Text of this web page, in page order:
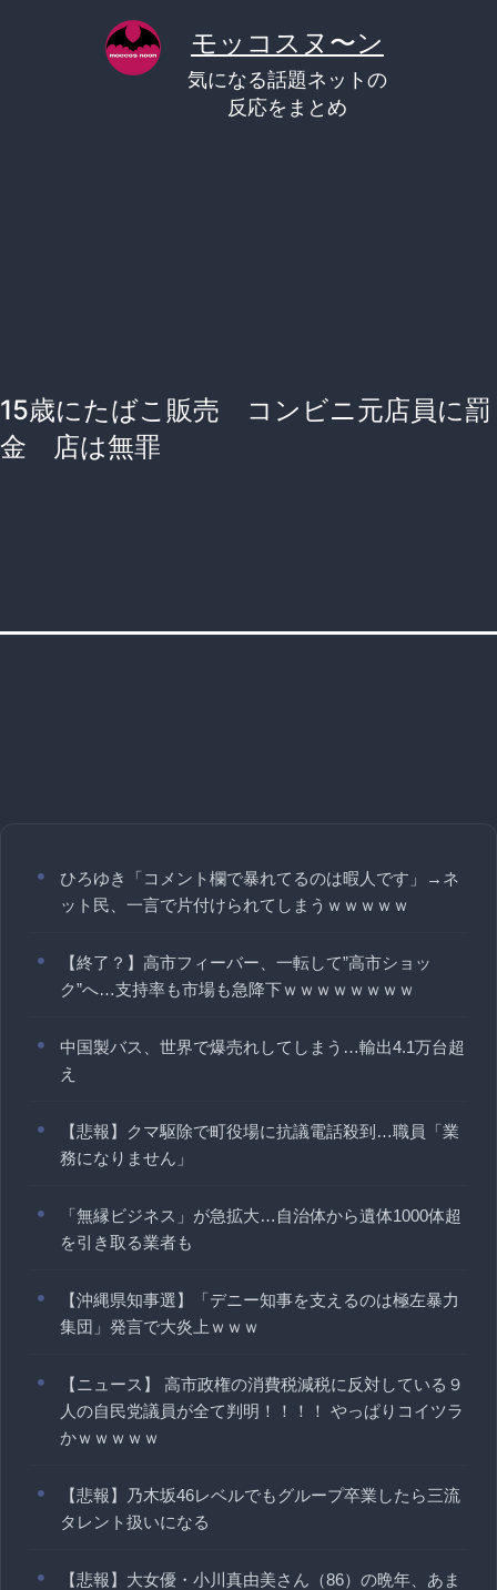
モッコスヌ〜ン
気になる話題ネットの
反応をまとめ
15歳にたばこ販売 コンビニ元店員に罰
金 店は無罪
ひろゆき「コメント欄で暴れてるのは暇人です」→ネ
ット民、一言で片付けられてしまうｗｗｗｗｗ
【終了？】高市フィーバー、一転して”高市ショッ
ク”へ…支持率も市場も急降下ｗｗｗｗｗｗｗｗ
中国製バス、世界で爆売れしてしまう…輸出4.1万台超
え
【悲報】クマ駆除で町役場に抗議電話殺到…職員「業
務になりません」
「無縁ビジネス」が急拡大…自治体から遺体1000体超
を引き取る業者も
【沖縄県知事選】「デニー知事を支えるのは極左暴力
集団」発言で大炎上ｗｗｗ
【ニュース】 高市政権の消費税減税に反対している９
人の自民党議員が全て判明！！！！ やっぱりコイツラ
かｗｗｗｗｗ
【悲報】乃木坂46レベルでもグループ卒業したら三流
タレント扱いになる
【悲報】大女優・小川真由美さん（86）の晩年、あま